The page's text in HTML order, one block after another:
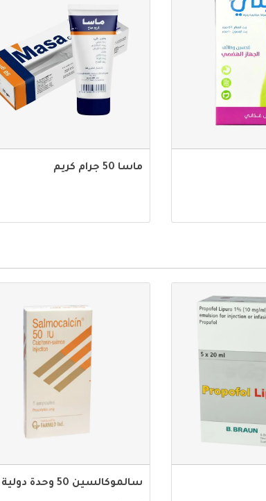
ماسا 50 جرام كريم
سالموكالسين 50 وحدة دولية